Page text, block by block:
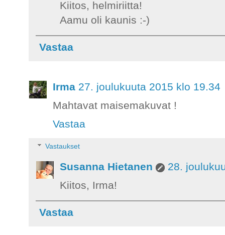
Kiitos, helmiriitta!
Aamu oli kaunis :-)
Vastaa
Irma 27. joulukuuta 2015 klo 19.34
Mahtavat maisemakuvat !
Vastaa
Vastaukset
Susanna Hietanen
28.
Kiitos, Irma!
Vastaa